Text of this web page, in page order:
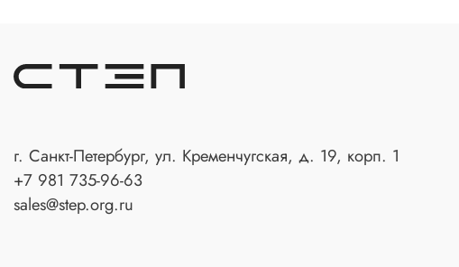
г. Санкт-Петербург, ул. Кременчугская, д. 19, корп. 1
+7 981 735-96-63
sales@step.org.ru